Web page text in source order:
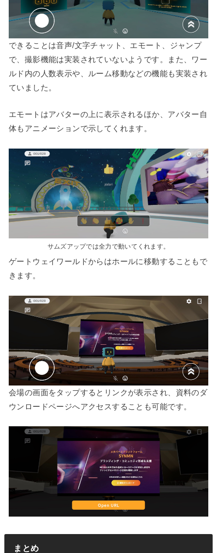
できることは音声/文字チャット、エモート、ジャンプ
で、撮影機能は実装されていないようです。また、ワー
ルド内の人数表示や、ルーム移動などの機能も実装され
ていました。
エモートはアバターの上に表示されるほか、アバター自
体もアニメーションで示してくれます。
サムズアップでは全力で動いてくれます。
ゲートウェイワールドからはホールに移動することもで
きます。
会場の画面をタップするとリンクが表示され、資料のダ
ウンロードページへアクセスすることも可能です。
まとめ